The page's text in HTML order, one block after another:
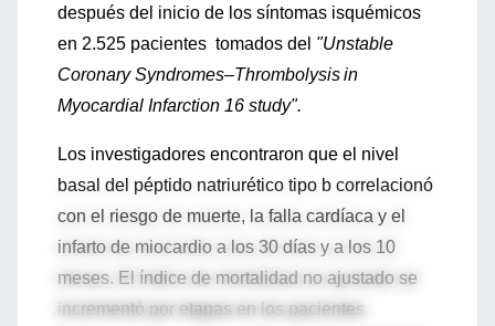
después del inicio de los síntomas isquémicos
en 2.525 pacientes tomados del "Unstable
Coronary Syndromes–Thrombolysisin
Myocardial Infarction 16 study".
Los investigadores encontraron que el nivel
basal del péptido natriurético tipo b correlacionó
con el riesgo de muerte, la falla cardíaca y el
infarto de miocardio a los 30 días y a los 10
meses. El índice de mortalidad no ajustado se
incrementó por etapas en los pacientes